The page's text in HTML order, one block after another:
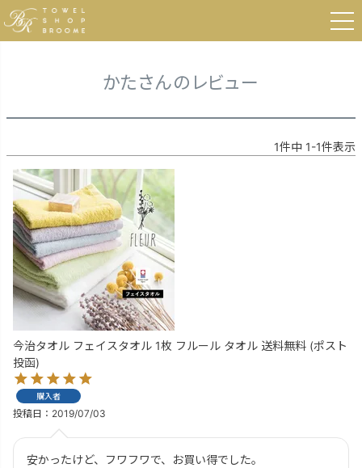
HOME かたさんのレビュー
かたさんのレビュー
1件中 1-1件表示
今治タオル フェイスタオル 1枚 フルール タオル 送料無料 (ポスト
投函)
購入者
投稿日 2019/07/03
安かったけど、フワフワで、お買い得でした。